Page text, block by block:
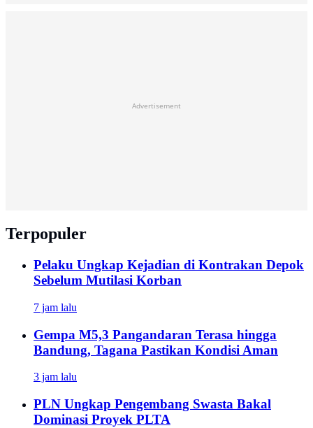
Advertisement
Terpopuler
Pelaku Ungkap Kejadian di Kontrakan Depok
Sebelum Mutilasi Korban
7 jam lalu
Gempa M5,3 Pangandaran Terasa hingga
Bandung, Tagana Pastikan Kondisi Aman
3 jam lalu
PLN Ungkap Pengembang Swasta Bakal
Dominasi Proyek PLTA